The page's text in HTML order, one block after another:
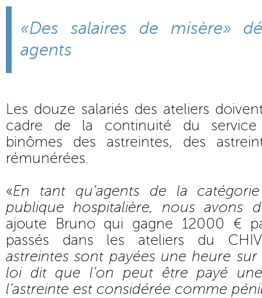
«Des salaires de misère»
agents
Les douze salariés des ateliers
cadre de la continuité du
binômes des astreintes, des
rémunérées.
«En tant qu’agents de la
publique hospitalière, nous avons
ajoute Bruno qui gagne 12000 €
passés dans les ateliers du
astreintes sont payées une heure
loi dit que l’on peut être payé
l’astreinte est considérée comme